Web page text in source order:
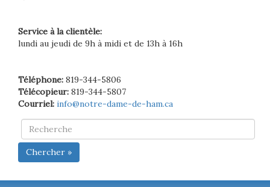
Service à la clientèle:
lundi au jeudi de 9h à midi et de 13h à 16h
Téléphone: 819-344-5806
Télécopieur: 819-344-5807
Courriel: info@notre-dame-de-ham.ca
Chercher »